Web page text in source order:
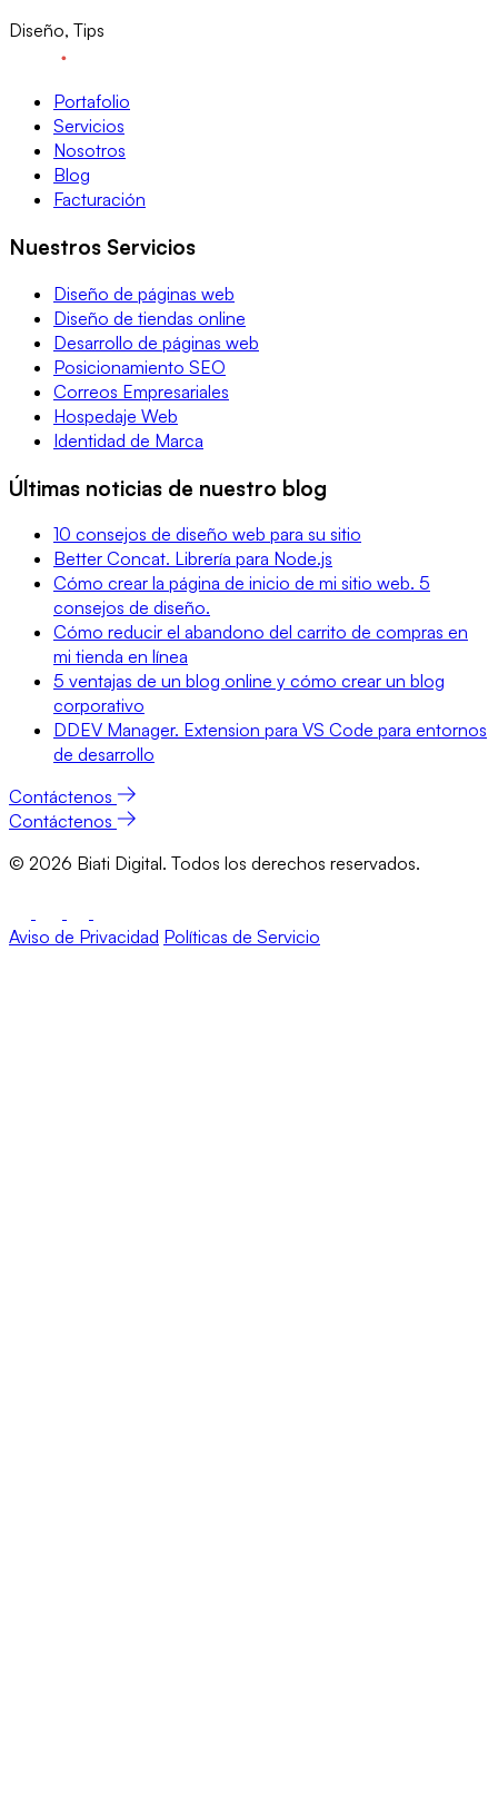
Diseño, Tips
Portafolio
Servicios
Nosotros
Blog
Facturación
Nuestros Servicios
Diseño de páginas web
Diseño de tiendas online
Desarrollo de páginas web
Posicionamiento SEO
Correos Empresariales
Hospedaje Web
Identidad de Marca
Últimas noticias de nuestro blog
10 consejos de diseño web para su sitio
Better Concat. Librería para Node.js
Cómo crear la página de inicio de mi sitio web. 5
consejos de diseño.
Cómo reducir el abandono del carrito de compras en
mi tienda en línea
5 ventajas de un blog online y cómo crear un blog
corporativo
DDEV Manager. Extension para VS Code para entornos
de desarrollo
Contáctenos
Contáctenos
© 2026 Biati Digital. Todos los derechos reservados.
Aviso de Privacidad Políticas de Servicio